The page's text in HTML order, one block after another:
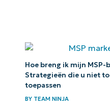
Hoe breng ik mijn
Strategieën die u niet
toepassen
BY TEAM NINJA